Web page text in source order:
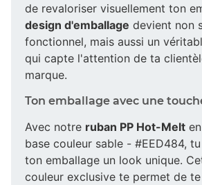
de revaloriser visuellement ton
design d'emballage devient non
fonctionnel, mais aussi un
qui capte l'attention de ta
marque.
Ton emballage avec une
Avec notre ruban PP Hot-Melt
base couleur sable - #EED484,
ton emballage un look unique.
couleur exclusive te permet de